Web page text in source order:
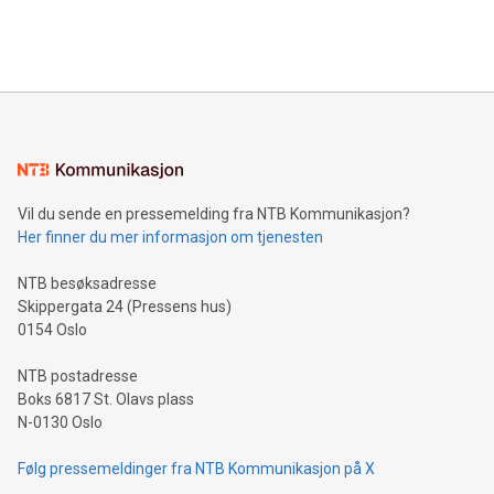
mining.Energy Market Dynamics: Explore how Bitcoin mining
mining.Sound Money: Discover how tamper-proof currency
neutral payment systems support humanitarian
projects.Carbon Footprint: Compare Bitcoin's environmental
event and dive into the critical topics of Bitcoin
Vil du sende en pressemelding fra NTB Kommunikasjon?
Her finner du mer informasjon om tjenesten
NTB besøksadresse
Skippergata 24 (Pressens hus)
0154 Oslo
NTB postadresse
Boks 6817 St. Olavs plass
N-0130 Oslo
Følg pressemeldinger fra NTB Kommunikasjon på X